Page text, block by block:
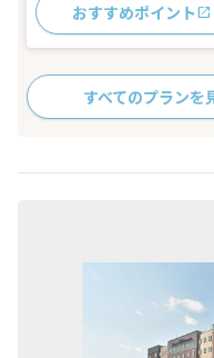
おすすめポイント
すべてのプランを